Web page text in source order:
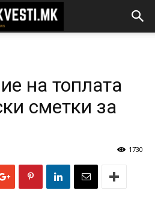
на топлата
сметки за
1730